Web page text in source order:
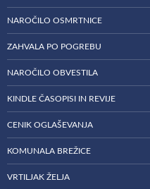
NAROČILO OSMRTNICE
ZAHVALA PO POGREBU
NAROČILO OBVESTILA
KINDLE ČASOPISI IN REVIJE
CENIK OGLAŠEVANJA
KOMUNALA BREŽICE
VRTILJAK ŽELJA